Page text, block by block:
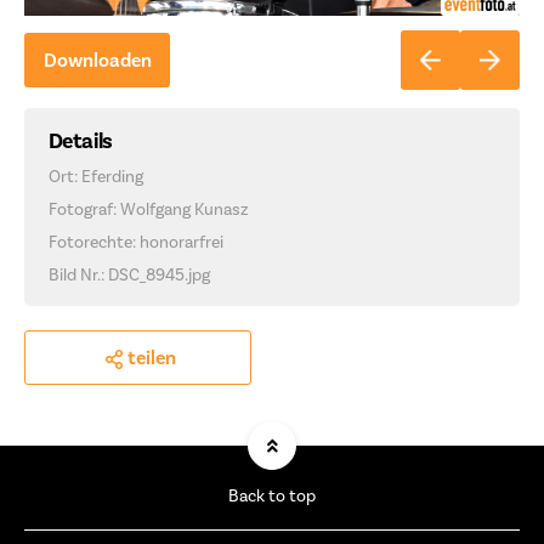
Downloaden
Details
Ort: Eferding
Fotograf: Wolfgang Kunasz
Fotorechte: honorarfrei
Bild Nr.: DSC_8945.jpg
teilen
Back to top